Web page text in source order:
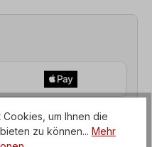
um Ihnen die
zu können... Mehr